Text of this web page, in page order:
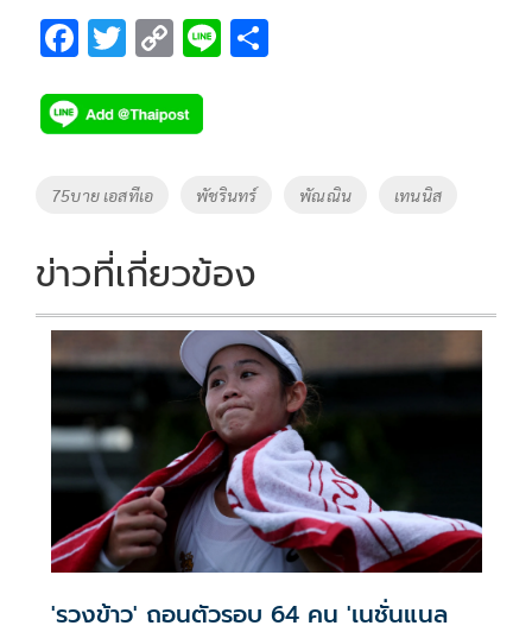
F
e
b
o
k
T
tt
er
C
p
y
Li
k
Li
Tags
75บาย เอสทีเอ พัชรินทร์ พัณณิน เทนนิส
ข่าวที่เกี่ยวข้อง
'รวงข้าว' ถอนตัวรอบ 64 คน 'เนชั่นแนล